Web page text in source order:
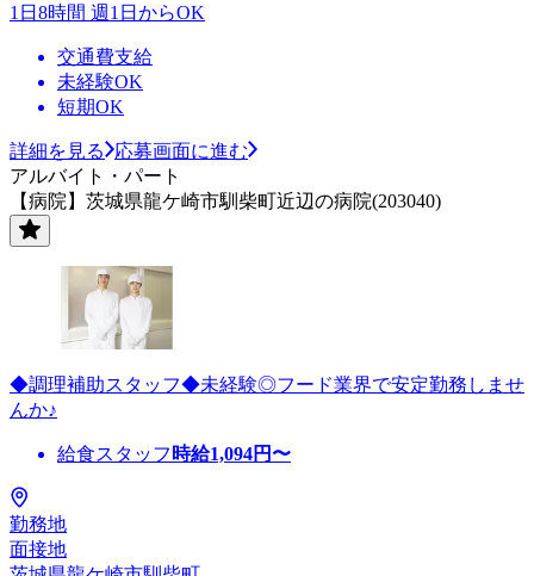
1日8時間 週1日からOK
交通費支給
未経験OK
短期OK
詳細を見る
応募画面に進む
アルバイト・パート
【病院】茨城県龍ケ崎市馴柴町近辺の病院(203040)
◆調理補助スタッフ◆未経験◎フード業界で安定勤務しませ
んか♪
給食スタッフ 時給1,094円〜
勤務地
面接地